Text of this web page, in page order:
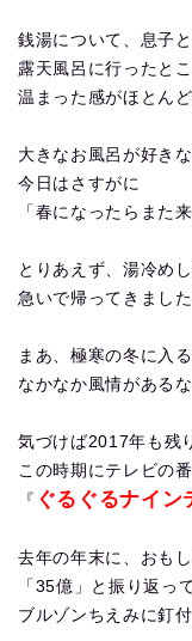
銭湯について、息子
露天風呂に行ったと
温まった感がほとん
大きなお風呂が好き
今日はさすがに
「春になったらまた
とりあえず、湯冷め
急いで帰ってきまし
まあ、極寒の冬に入
なかなか風情がある
気づけば2017年も残
この時期にテレビの
『 ぐるぐるナイ
去年の年末に、おも
「35億」と振り返っ
ブルゾンちえみに釘